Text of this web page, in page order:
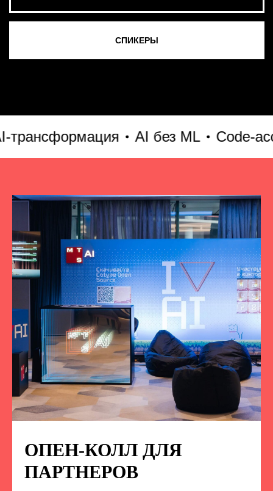
AI без ML Code-
ОПЕН-КОЛЛ ДЛЯ
ПАРТНЕРОВ
ПОДПИСЫВАЙТЕСЬ
НА НАС В СОЦСЕТЯХ